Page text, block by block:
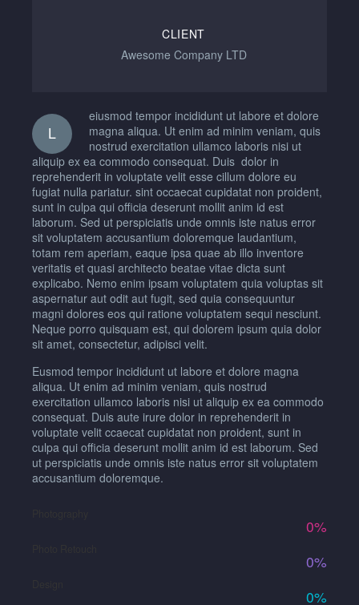
CLIENT
Awesome Company LTD
L
eiusmod tempor incididunt ut labore et dolore
magna aliqua. Ut enim ad minim veniam, quis
nostrud exercitation ullamco laboris nisi ut
aliquip ex ea commodo consequat. Duis dolor in
reprehenderit in voluptate velit esse cillum dolore eu
fugiat nulla pariatur. sint occaecat cupidatat non proident,
sunt in culpa qui officia deserunt mollit anim id est
laborum. Sed ut perspiciatis unde omnis iste natus error
sit voluptatem accusantium doloremque laudantium,
totam rem aperiam, eaque ipsa quae ab illo inventore
veritatis et quasi architecto beatae vitae dicta sunt
explicabo. Nemo enim ipsam voluptatem quia voluptas sit
aspernatur aut odit aut fugit, sed quia consequuntur
magni dolores eos qui ratione voluptatem sequi nesciunt.
Neque porro quisquam est, qui dolorem ipsum quia dolor
sit amet, consectetur, adipisci velit.
Eusmod tempor incididunt ut labore et dolore magna
aliqua. Ut enim ad minim veniam, quis nostrud
exercitation ullamco laboris nisi ut aliquip ex ea commodo
consequat. Duis aute irure dolor in reprehenderit in
voluptate velit ccaecat cupidatat non proident, sunt in
culpa qui officia deserunt mollit anim id est laborum. Sed
ut perspiciatis unde omnis iste natus error sit voluptatem
accusantium doloremque.
0%
0%
0%